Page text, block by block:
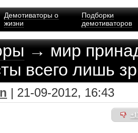
Демотиваторы о
жизни
Подборки
демотиваторов
→ мир
всего лишь
| 21-09-2012, 16:43